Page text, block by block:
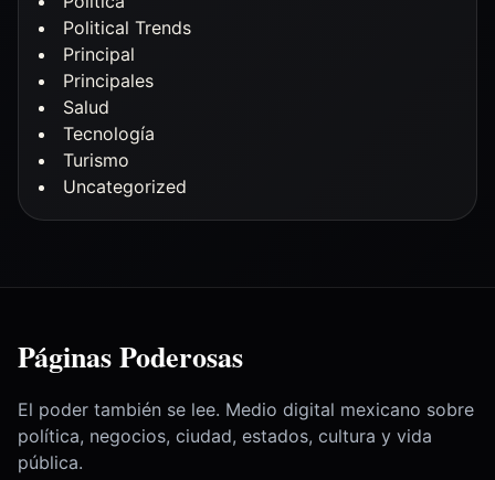
Political Trends
Principal
Principales
Salud
Tecnología
Turismo
Uncategorized
Páginas Poderosas
El poder también se lee. Medio digital mexicano sobre
política, negocios, ciudad, estados, cultura y vida
pública.